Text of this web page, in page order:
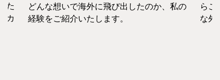
た
カ
どんな想いで海外に飛び出したのか、私の
経験をご紹介いたします。
らこ
な外